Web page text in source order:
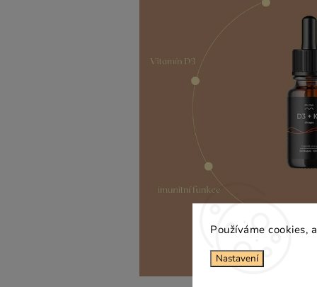
Používáme cookies,
Nastavení